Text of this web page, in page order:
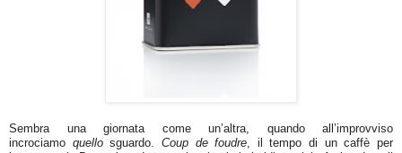
Sembra una giornata come un’altra, quando all’improvviso
incrociamo quellosguardo. Coup de foudre , il tempo di un caffè per